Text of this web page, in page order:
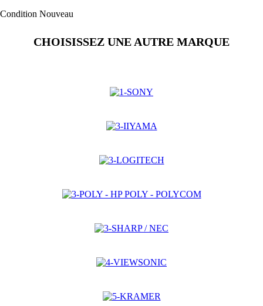
Condition Nouveau
CHOISISSEZ UNE AUTRE MARQUE